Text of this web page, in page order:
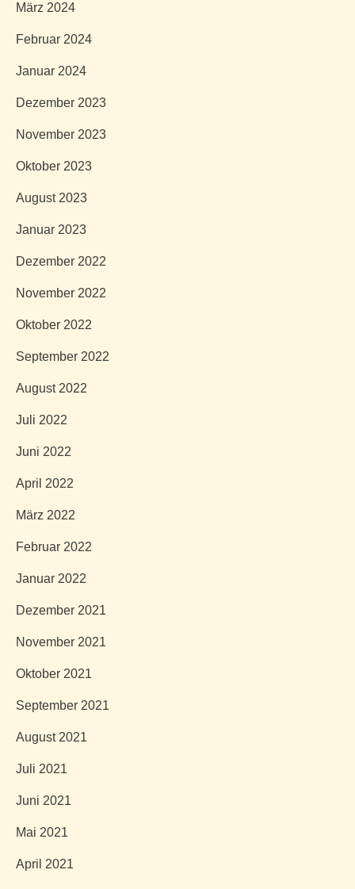
März 2024
Februar 2024
Januar 2024
Dezember 2023
November 2023
Oktober 2023
August 2023
Januar 2023
Dezember 2022
November 2022
Oktober 2022
September 2022
August 2022
Juli 2022
Juni 2022
April 2022
März 2022
Februar 2022
Januar 2022
Dezember 2021
November 2021
Oktober 2021
September 2021
August 2021
Juli 2021
Juni 2021
Mai 2021
April 2021